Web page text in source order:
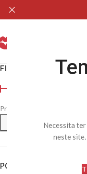
Necessita ter
neste
FILTRAR POR PREÇO
Preço:
POR CATEGORIA